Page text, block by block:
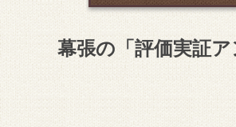
幕張の「評価実証